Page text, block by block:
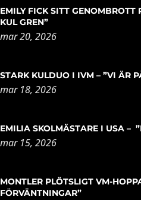
EMILY FICK SITT
KUL GREN”
mar 20, 2026
STARK KULDUO I IVM – ”VI ÄR
mar 18, 2026
EMILIA SKOLMÄSTARE I USA –
mar 15, 2026
MONTLER PLÖTSLIGT VM-
FÖRVÄNTNINGAR”